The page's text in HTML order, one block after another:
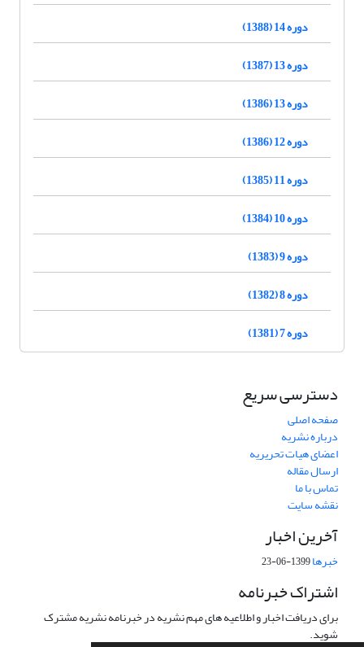
دوره 14 (1388)
دوره 13 (1387)
دوره 13 (1386)
دوره 12 (1386)
دوره 11 (1385)
دوره 10 (1384)
دوره 9 (1383)
دوره 8 (1382)
دوره 7 (1381)
دسترسی سریع
صفحه اصلی
درباره نشریه
اعضای هیات تحریریه
ارسال مقاله
تماس با ما
نقشه سایت
آخرین اخبار
خبرها1399-06-23
اشتراک خبرنامه
برای دریافت اخبار و اطلاعیه های مهم نشریه در خبرنامه نشریه مشترک
شوید.